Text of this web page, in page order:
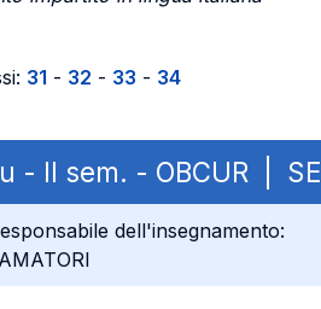
31 - 32 - 33 - 34
- II sem. - OBCUR |
dell'insegnamento: